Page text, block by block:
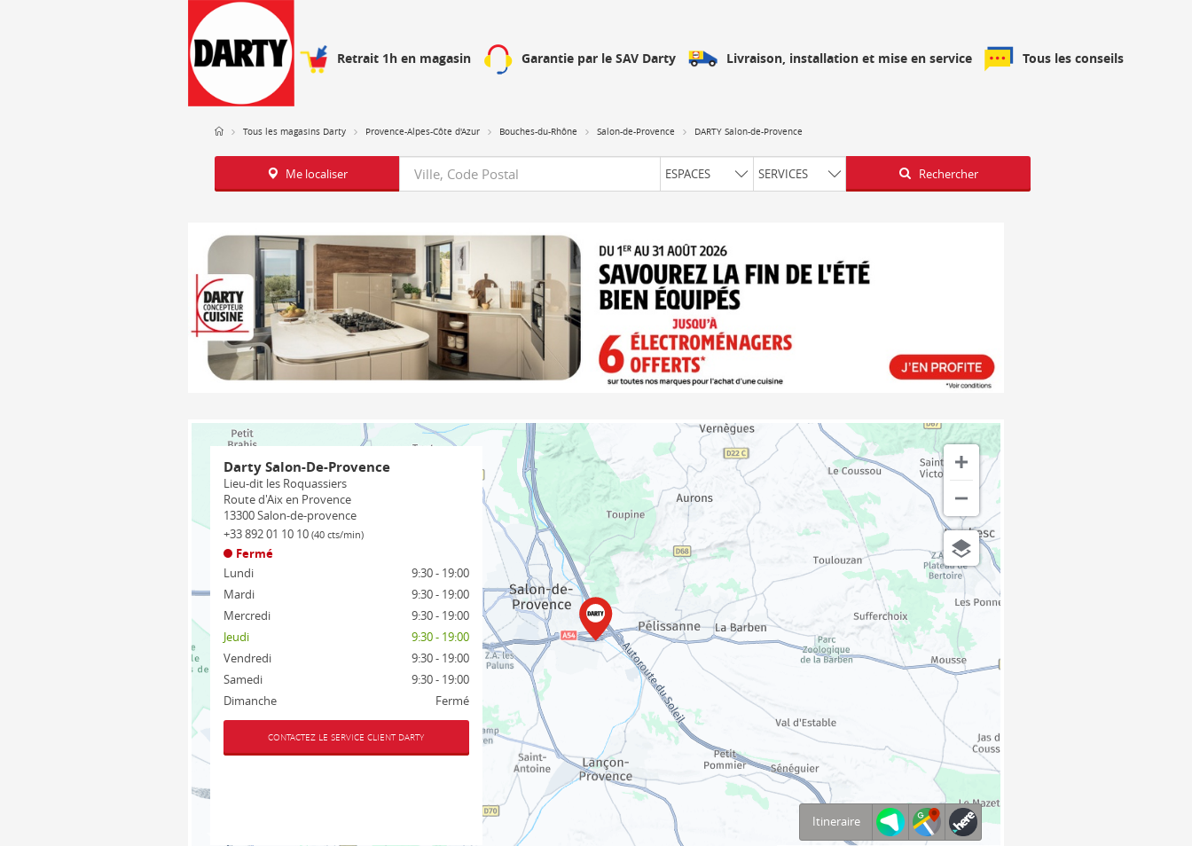
Retrait 1h en magasin Garantie par le SAV Darty Livraison, installation et mise en service Tous les conseils
Tous les magasins Darty Provence-Alpes-Côte d'Azur Bouches-du-Rhône Salon-de-Provence DARTY Salon-de-Provence
Me localiser Requête ESPACES SERVICES Latitude
Longitude Rechercher
Darty Salon-De-Provence
Lieu-dit les Roquassiers
Route d'Aix en Provence
13300Salon-de-provence
+33 892 01 10 10 (40 cts/min)
Fermé
Lundi
9:30 - 19:00
Mardi
9:30 - 19:00
Mercredi
9:30 - 19:00
Jeudi
9:30 - 19:00
Vendredi
9:30 - 19:00
Samedi
9:30 - 19:00
Dimanche
Fermé
CONTACTEZ LE SERVICE CLIENT DARTY
Itineraire